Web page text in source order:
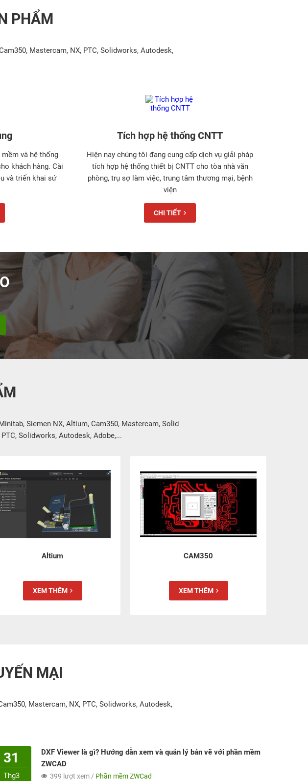
PHẨM
Mastercam, NX, PTC, Solidworks, Autodesk,
và hệ thống
khách hàng. Cài
và triển khai sử
Tích hợp hệ thống CNTT
Hiện nay chúng tôi đang cung cấp dịch vụ giải pháp
tích hợp hệ thống thiết bị CNTT cho tòa nhà văn
phòng, trụ sợ làm việc, trung tâm thương mại, bệnh
viện
CHI TIẾT
Siemen NX, Altium, Cam350, Mastercam, Solid
Solidworks, Autodesk, Adobe,...
Altium
XEM THÊM
CAM350
XEM THÊM
MẠI
Mastercam, NX, PTC, Solidworks, Autodesk,
31
Thg3
DXF Viewer là gì? Hướng dẫn xem và quản lý bản vẽ với phần mềm
ZWCAD
399 lượt xem / Phần mềm ZWCad